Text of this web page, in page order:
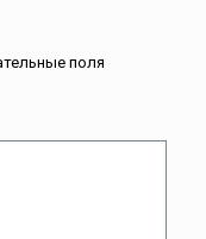
поля